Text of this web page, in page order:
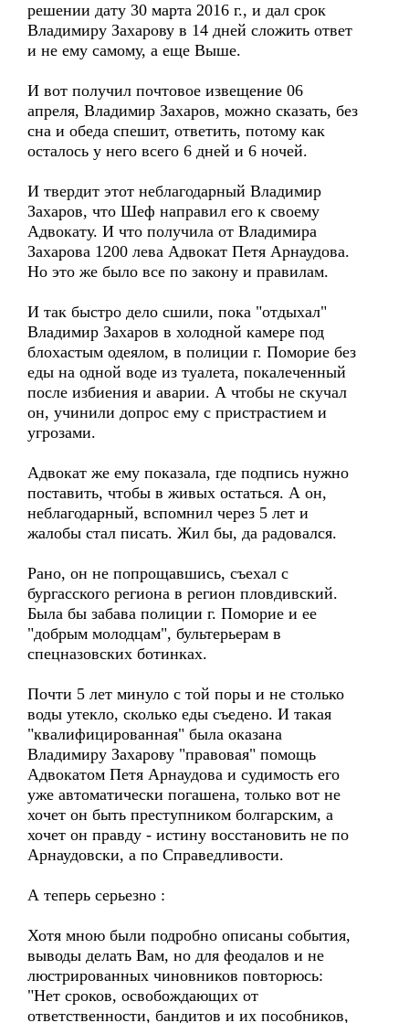
решении дату 30 марта 2016 г., и дал срок
Владимиру Захарову в 14 дней сложить ответ
и не ему самому, а еще Выше.
И вот получил почтовое извещение 06
апреля, Владимир Захаров, можно сказать, без
сна и обеда спешит, ответить, потому как
осталось у него всего 6 дней и 6 ночей.
И твердит этот неблагодарный Владимир
Захаров, что Шеф направил его к своему
Адвокату. И что получила от Владимира
Захарова 1200 лева Адвокат Петя Арнаудова.
Но это же было все по закону и правилам.
И так быстро дело сшили, пока "отдыхал"
Владимир Захаров в холодной камере под
блохастым одеялом, в полиции г. Поморие без
еды на одной воде из туалета, покалеченный
после избиения и аварии. А чтобы не скучал
он, учинили допрос ему с пристрастием и
угрозами.
Адвокат же ему показала, где подпись нужно
поставить, чтобы в живых остаться. А он,
неблагодарный, вспомнил через 5 лет и
жалобы стал писать. Жил бы, да радовался.
Рано, он не попрощавшись, съехал с
бургасского региона в регион пловдивский.
Была бы забава полиции г. Поморие и ее
"добрым молодцам", бультерьерам в
спецназовских ботинках.
Почти 5 лет минуло с той поры и не столько
воды утекло, сколько еды съедено. И такая
"квалифицированная" была оказана
Владимиру Захарову "правовая" помощь
Адвокатом Петя Арнаудова и судимость его
уже автоматически погашенa, только вот не
хочет он быть преступником болгарским, а
хочет он правду - истину восстановить не по
Арнаудовски, а по Справедливости.
А теперь серьезно :
Хотя мною были подробно описаны события,
выводы делать Вам, но для феодалов и не
люстрированных чиновников повторюсь:
"Нет сроков, освобождающих от
ответственности, бандитов и их пособников,